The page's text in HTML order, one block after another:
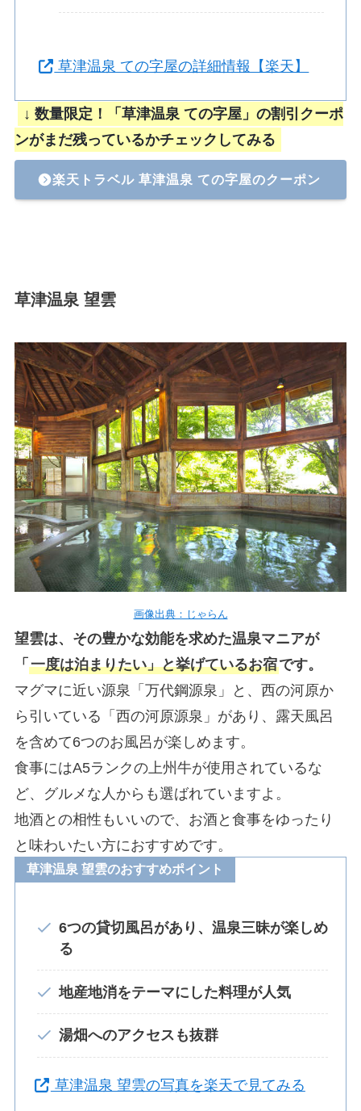
草津温泉 ての字屋の詳細情報【楽天】
↓ 数量限定！「草津温泉 ての字屋」の割引クーポ
ンがまだ残っているかチェックしてみる
楽天トラベル 草津温泉 ての字屋のクーポン
草津温泉 望雲
画像出典：じゃらん
望雲は、その豊かな効能を求めた温泉マニアが
「 一度は泊まりたい」と挙げているお宿です。
マグマに近い源泉「万代鋼源泉」と、西の河原か
ら引いている「西の河原源泉」があり、露天風呂
を含めて6つのお風呂が楽しめます。
食事にはA5ランクの上州牛が使用されているな
ど、グルメな人からも選ばれていますよ。
地酒との相性もいいので、お酒と食事をゆったり
と味わいたい方におすすめです。
草津温泉 望雲のおすすめポイント
6つの貸切風呂があり、温泉三昧が楽しめ
る
地産地消をテーマにした料理が人気
湯畑へのアクセスも抜群
草津温泉 望雲の写真を楽天で見てみる